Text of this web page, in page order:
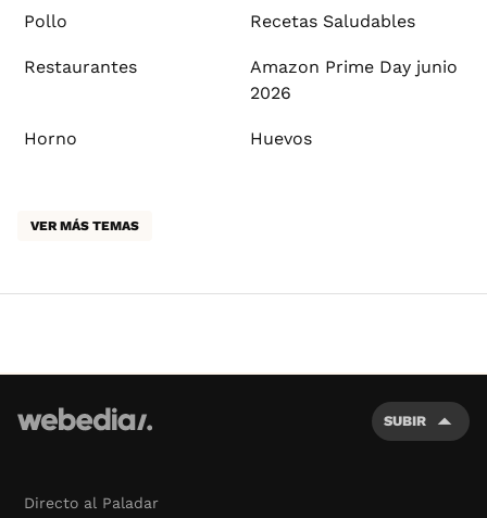
Pollo Recetas Saludables
Restaurantes
Amazon Prime Day junio
2026
Horno Huevos
VER MÁS TEMAS
SUBIR
Directo al Paladar